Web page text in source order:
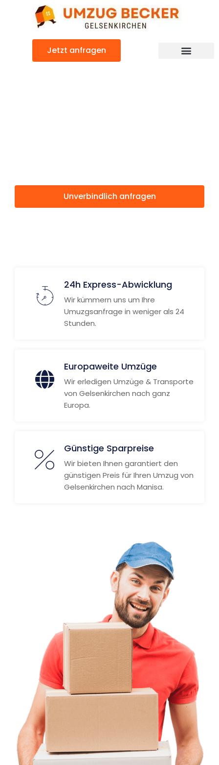
Jetzt anfragen
Unverbindlich anfragen
24h Express-Abwicklung
Wir kümmern uns um Ihre
Umuzgsanfrage in weniger als 24
Stunden.
Europaweite Umzüge
Wir erledigen Umzüge & Transporte
von Gelsenkirchen nach ganz
Europa.
Günstige Sparpreise
Wir bieten Ihnen garantiert den
günstigen Preis für Ihren Umzug von
Gelsenkirchen nach Manisa.